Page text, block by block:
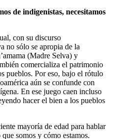
de indigenistas, necesitamos
con su discurso
no sólo se apropia de la
(Madre Selva) y
comercializa el patrimonio
pueblos. Por eso, bajo el rótulo
aún se confunde con
En ese juego caen incluso
hacer el bien a los pueblos
mayoría de edad para hablar
somos y cómo estamos.